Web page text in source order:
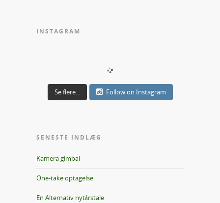
INSTAGRAM
Se flere... Follow on Instagram
SENESTE INDLÆG
Kamera gimbal
One-take optagelse
En Alternativ nytårstale